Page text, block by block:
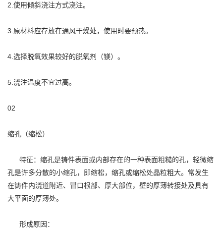
2.使用倾斜浇注方式浇注。
3.原材料应存放在通风干燥处，使用时要预热。
4.选择脱氧效果较好的脱氧剂（镁）。
5.浇注温度不宜过高。
02
缩孔（缩松）
特征：缩孔是铸件表面或内部存在的一种表面粗糙的孔，轻微缩
孔是许多分散的小缩孔，即缩松，缩孔或缩松处晶粒粗大。常发生
在铸件内浇道附近、冒口根部、厚大部位，壁的厚薄转接处及具有
大平面的厚薄处。
形成原因：